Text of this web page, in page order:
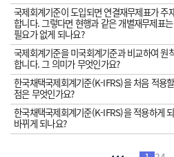
국제회계기준이 도입되면 연결재무제표가 주
합니다. 그렇다면 현행과 같은 개별재무제표
필요가 없게 되나요?
국제회계기준을 미국회계기준과 비교하여 원
합니다. 그 의미가 무엇인가요?
한국채택국제회계기준(K-IFRS)을 처음 적용
점은 무엇인가요?
한국채택국제회계기준(K-IFRS)을 적용하게
바뀌게 되나요?